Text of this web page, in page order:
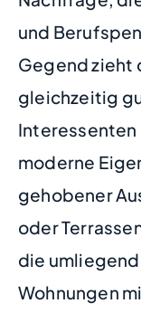
und
Gegend zieht
gleichzeitig
Interessenten
moderne
gehobener
oder
die
Wohnungen